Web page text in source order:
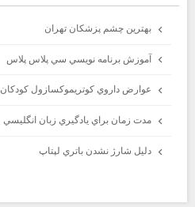
بهترين چشم پزشكان تهران
آموزش برنامه نويسي سي پلاس پلاس
عوارض داروي كوتريموكسازول كودكان
مدت زمان براي يادگيري زبان انگليسي
دليل شارژ نشدن باتري لپتاپ